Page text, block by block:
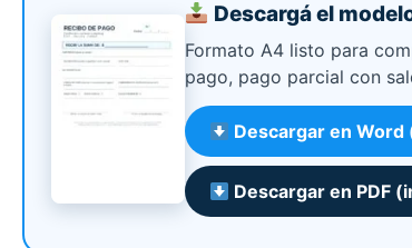
Descargá el
Formato A4 listo para
pago, pago parcial con
Descargar en Word
Descargar en PDF